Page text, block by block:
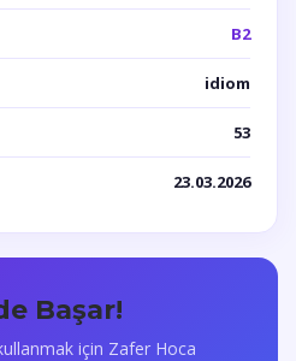
B2
idiom
53
23.03.2026
Başar!
için Zafer Hoca